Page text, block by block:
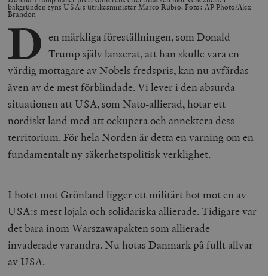
bakgrunden syns USA:s utrikesminister Marco Rubio. Foto: AP Photo/Alex
Brandon
D en märkliga föreställningen, som Donald
Trump själv lanserat, att han skulle vara en
värdig mottagare av Nobels fredspris, kan nu avfärdas
även av de mest förblindade. Vi lever i den absurda
situationen att USA, som Nato-allierad, hotar ett
nordiskt land med att ockupera och annektera dess
territorium. För hela Norden är detta en varning om en
fundamentalt ny säkerhetspolitisk verklighet.
I hotet mot Grönland ligger ett militärt hot mot en av
USA:s mest lojala och solidariska allierade. Tidigare var
det bara inom Warszawapakten som allierade
invaderade varandra. Nu hotas Danmark på fullt allvar
av USA.